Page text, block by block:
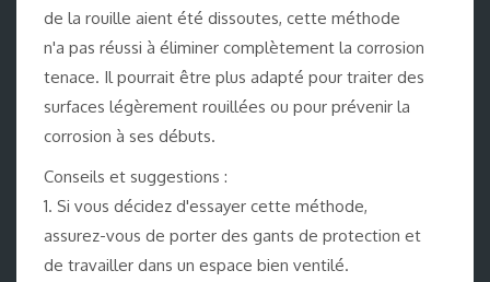
de la rouille aient été dissoutes, cette méthode
n'a pas réussi à éliminer complètement la corrosion
tenace. Il pourrait être plus adapté pour traiter des
surfaces légèrement rouillées ou pour prévenir la
corrosion à ses débuts.
Conseils et suggestions :
1. Si vous décidez d'essayer cette méthode,
assurez-vous de porter des gants de protection et
de travailler dans un espace bien ventilé.